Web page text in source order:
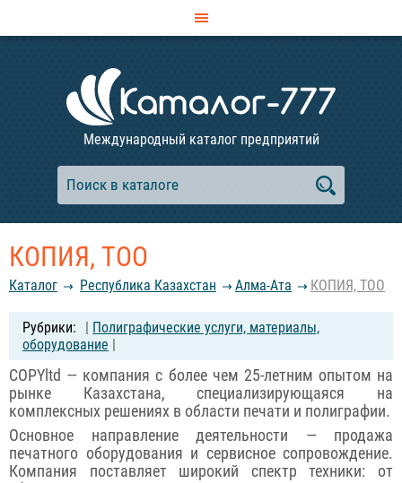
Международный каталог предприятий
КОПИЯ, ТОО
Каталог Республика Казахстан Алма-Ата КОПИЯ, ТОО
| Полиграфические услуги, материалы,
оборудование |
COPYltd — компания с более чем 25-летним опытом на
рынке Казахстана, специализирующаяся на
комплексных решениях в области печати и полиграфии.
Основное направление деятельности — продажа
печатного оборудования и сервисное сопровождение.
Компания поставляет широкий спектр техники: от